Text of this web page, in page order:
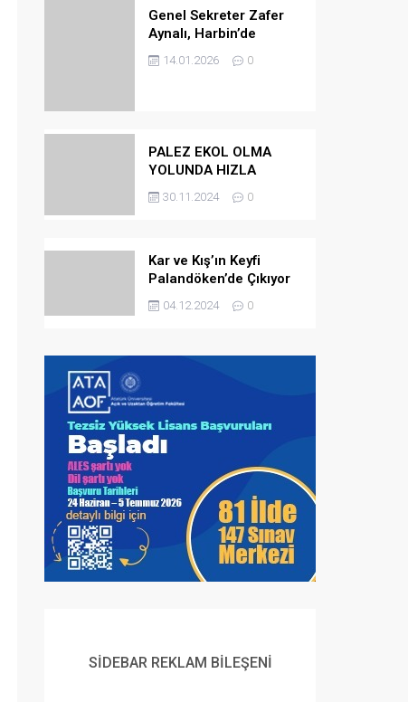
Genel Sekreter Zafer
Aynalı, Harbin’de
Küresel Belediye
Başkanları Diyaloğu’na
14.01.2026 0
PALEZ EKOL OLMA
YOLUNDA HIZLA
İLERLİYOR
30.11.2024 0
Kar ve Kış’ın Keyfi
Palandöken’de Çıkıyor
04.12.2024 0
SİDEBAR REKLAM BİLEŞENİ